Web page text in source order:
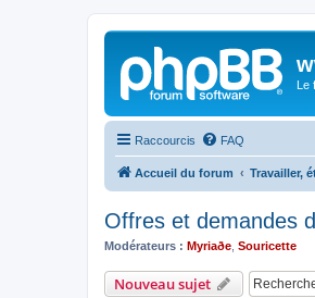
Le
Raccourcis FAQ
Accueil du forum Travailler,
Offres et demandes
Modérateurs : Myriaðe Souricette
Nouveau sujet